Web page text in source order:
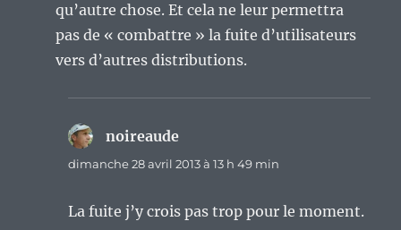
qu’autre chose. Et cela ne leur permettra
pas de « combattre » la fuite d’utilisateurs
vers d’autres distributions.
noireaude
dimanche 28 avril 2013 à 13 h 49 min
La fuite j’y crois pas trop pour le moment.